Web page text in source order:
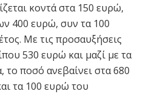
κοντά στα 150 ευρώ,
400 ευρώ, συν τα 100
Με τις προσαυξήσεις
530 ευρώ και μαζί με τα
το ποσό ανεβαίνει στα 680
τα 100 ευρώ του